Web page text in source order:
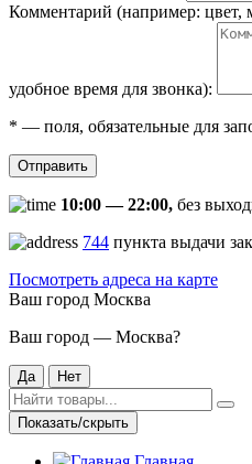
Комментарий (например: цвет,
удобное время для звонка):
* — поля, обязательные для
Отправить
10:00 — 22:00, без
744 пункта выдачи
Посмотреть адреса на карте
Ваш город Москва
Ваш город — Москва?
Да Нет
Показать/скрыть